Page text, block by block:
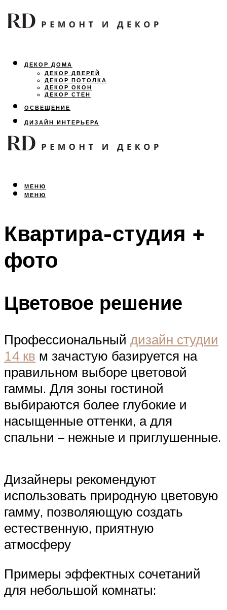
ДЕКОР ДОМА
ДЕКОР ДВЕРЕЙ
ДЕКОР ПОТОЛКА
ДЕКОР ОКОН
ДЕКОР СТЕН
ОСВЕЩЕНИЕ
ДИЗАЙН ИНТЕРЬЕРА
ЛАНДШАФТНЫЙ ДИЗАЙН
ВСЕ ПРО РЕМОНТ
МЕНЮ
МЕНЮ
Квартира-студия +
фото
Цветовое решение
Профессиональный дизайн студии
14 кв м зачастую базируется на
правильном выборе цветовой
гаммы. Для зоны гостиной
выбираются более глубокие и
насыщенные оттенки, а для
спальни – нежные и приглушенные.
Дизайнеры рекомендуют
использовать природную цветовую
гамму, позволяющую создать
естественную, приятную
атмосферу
Примеры эффектных сочетаний
для небольшой комнаты: